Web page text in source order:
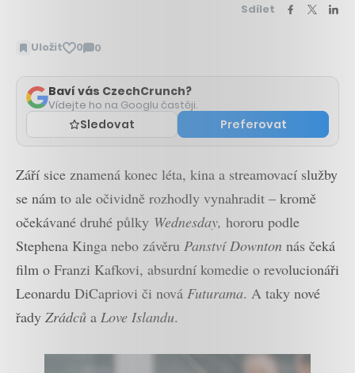
Sdílet
Uložit 0 0
Zobrazit
Baví vás CzechCrunch?
Vídejte ho na Googlu častěji.
Sledovat Preferovat
Září sice znamená konec léta, kina a streamovací služby
se nám to ale očividně rozhodly vynahradit – kromě
očekávané druhé půlky Wednesday, hororu podle
Stephena Kinga nebo závěru Panství Downton nás čeká
film o Franzi Kafkovi, absurdní komedie o revolucionáři
Leonardu DiCapriovi či nová Futurama. A taky nové
řady Zrádců a Love Islandu.